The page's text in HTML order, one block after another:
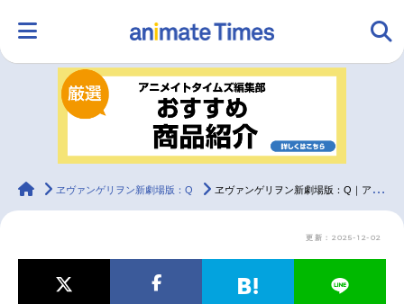
ランキング アニメ
ラジオ
animateTimes
ヱヴァンゲリヲン新劇場版：Q ヱヴァンゲリヲン新劇場版：Q｜アニメキャスト・映画・動画配信情報・最新情報一覧
更新：2025-12-02